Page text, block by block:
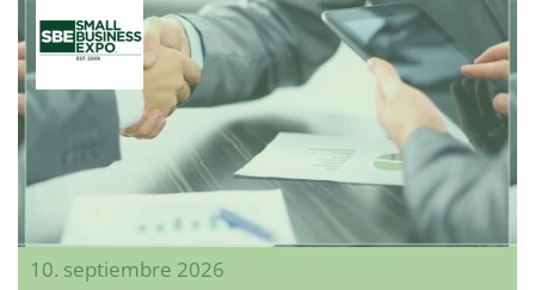
10. septiembre 2026